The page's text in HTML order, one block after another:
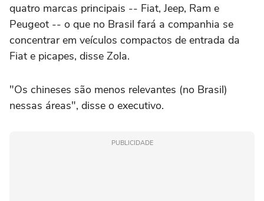
quatro marcas principais -- Fiat, Jeep, Ram e
Peugeot -- o que no Brasil ‌fará a companhia se
concentrar em veículos compactos de entrada da
Fiat e picapes, disse Zola.
"Os ‌chineses são menos relevantes (no Brasil)
⁠nessas áreas", disse o ⁠executivo.
PUBLICIDADE